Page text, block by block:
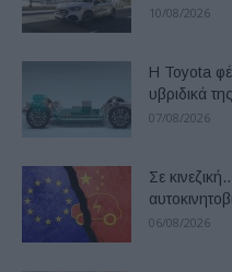
10/08/2026
Η Toyota
υβριδικά της
07/08/2026
Σε
06/08/2026